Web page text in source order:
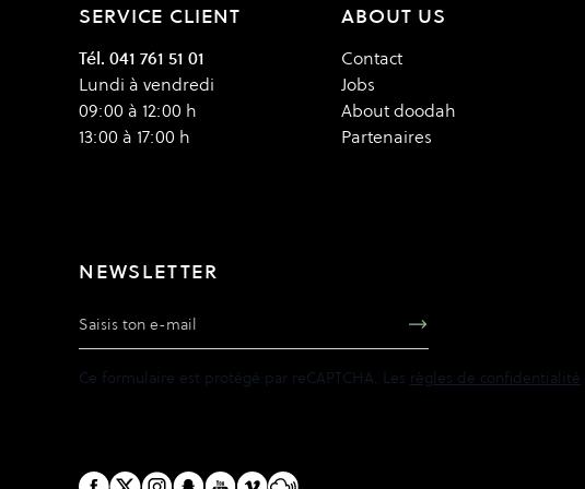
SERVICE CLIENT
Tél. 041 761 51 01
Lundi à vendredi
09:00 à 12:00 h
13:00 à 17:00 h
ABOUT US
Contact
Jobs
About doodah
Partenaires
NEWSLETTER
Adresse e-mail
Ce formulaire est protégé par reCAPTCHA. Les règles de confidentialité